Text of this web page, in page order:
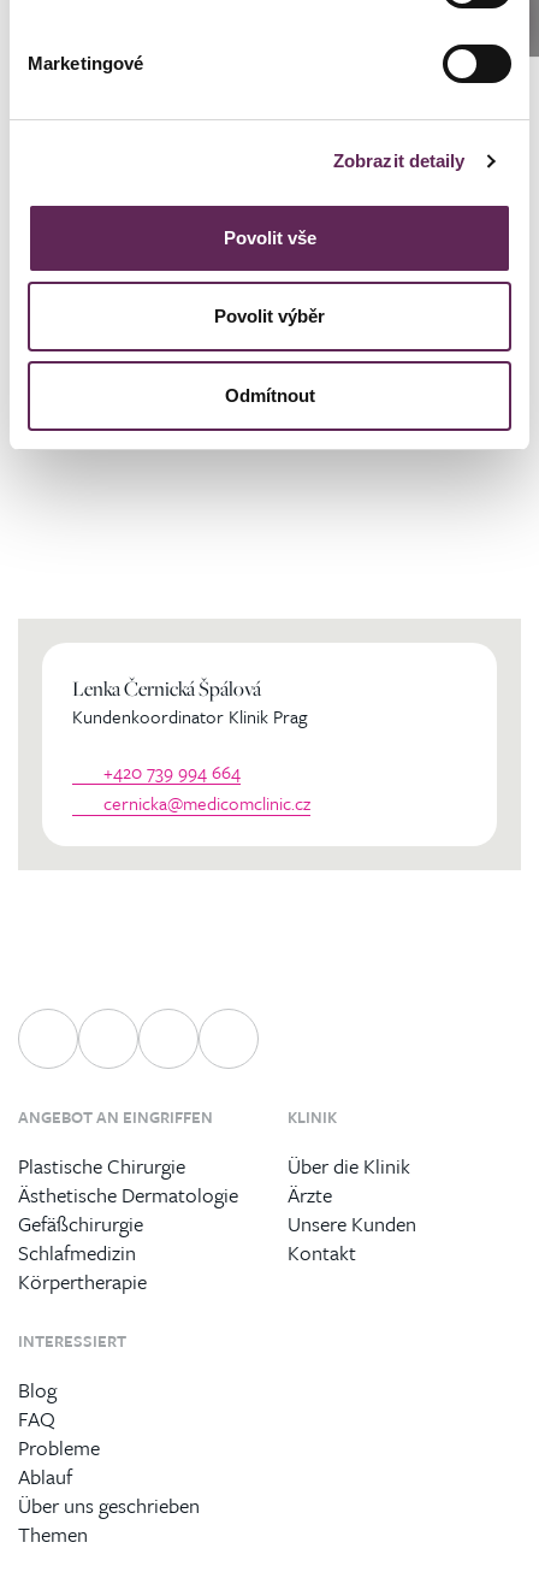
Marketingové
Zobrazit detaily
Povolit vše
Povolit výběr
Odmítnout
ZELLULITIS
Lenka Černická Špálová
Kundenkoordinator Klinik Prag
+420 739 994 664
cernicka@medicomclinic.cz
ANGEBOT AN EINGRIFFEN
Plastische Chirurgie
Ästhetische Dermatologie
Gefäßchirurgie
Schlafmedizin
Körpertherapie
KLINIK
Über die Klinik
Ärzte
Unsere Kunden
Kontakt
INTERESSIERT
Blog
FAQ
Probleme
Ablauf
Über uns geschrieben
Themen